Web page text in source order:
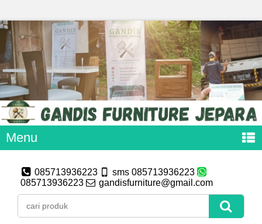
Menu
085713936223
sms 085713936223
085713936223
gandisfurniture@gmail.com